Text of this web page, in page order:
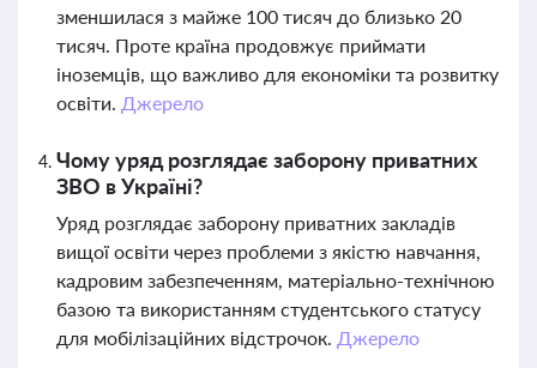
зменшилася з майже 100 тисяч до близько 20
тисяч. Проте країна продовжує приймати
іноземців, що важливо для економіки та розвитку
освіти. Джерело
Чому уряд розглядає заборону приватних
ЗВО в Україні?
Уряд розглядає заборону приватних закладів
вищої освіти через проблеми з якістю навчання,
кадровим забезпеченням, матеріально-технічною
базою та використанням студентського статусу
для мобілізаційних відстрочок. Джерело